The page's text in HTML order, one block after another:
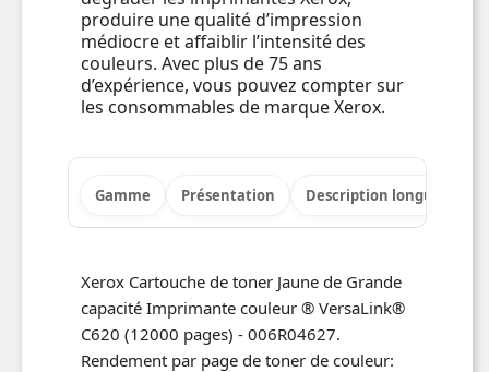
produire une qualité d’impression
médiocre et affaiblir l’intensité des
couleurs. Avec plus de 75 ans
d’expérience, vous pouvez compter sur
les consommables de marque Xerox.
Gamme Présentation Description longue
Xerox Cartouche de toner Jaune de Grande
capacité Imprimante couleur ® VersaLink®
C620 (12000 pages) - 006R04627.
Rendement par page de toner de couleur: